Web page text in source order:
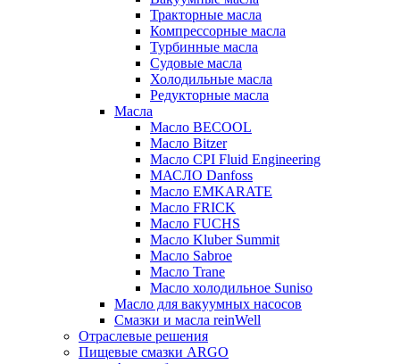
Тракторные масла
Компрессорные масла
Турбинные масла
Судовые масла
Холодильные масла
Редукторные масла
Масла
Масло BECOOL
Масло Bitzer
Масло CPI Fluid Engineering
МАСЛО Danfoss
Масло EMKARATE
Масло FRICK
Масло FUCHS
Масло Kluber Summit
Масло Sabroe
Масло Trane
Масло холодильное Suniso
Масло для вакуумных насосов
Смазки и масла reinWell
Отраслевые решения
Пищевые смазки ARGO